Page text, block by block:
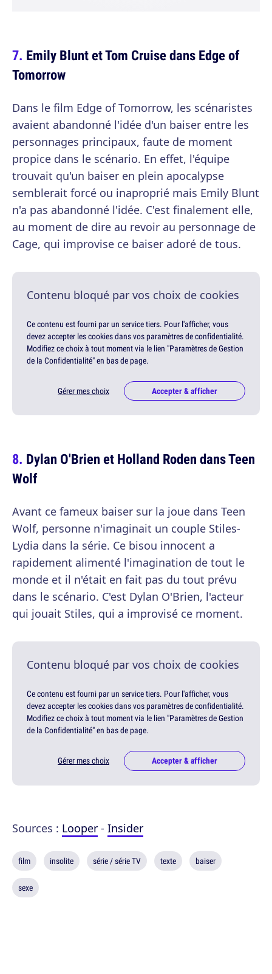
Emily Blunt et Tom Cruise dans Edge of
Tomorrow
Dans le film Edge of Tomorrow, les scénaristes
avaient abandonné l'idée d'un baiser entre les
personnages principaux, faute de moment
propice dans le scénario. En effet, l'équipe
trouvait qu'un baiser en plein apocalypse
semblerait forcé ou inaproprié mais Emily Blunt
n'a pas abandonné l'idée. C'est finalement elle,
au moment de dire au revoir au personnage de
Cage, qui improvise ce baiser adoré de tous.
Contenu bloqué par vos choix de cookies
Ce contenu est fourni par un service tiers. Pour l'afficher, vous
devez accepter les cookies dans vos paramètres de confidentialité.
Modifiez ce choix à tout moment via le lien "Paramètres de Gestion
de la Confidentialité" en bas de page.
Gérer mes choix Accepter & afficher
Dylan O'Brien et Holland Roden dans Teen
Wolf
Avant ce fameux baiser sur la joue dans Teen
Wolf, personne n'imaginait un couple Stiles-
Lydia dans la série. Ce bisou innocent a
rapidement alimenté l'imagination de tout le
monde et il n'était en fait pas du tout prévu
dans le scénario. C'est Dylan O'Brien, l'acteur
qui jouait Stiles, qui a improvisé ce moment.
Contenu bloqué par vos choix de cookies
Ce contenu est fourni par un service tiers. Pour l'afficher, vous
devez accepter les cookies dans vos paramètres de confidentialité.
Modifiez ce choix à tout moment via le lien "Paramètres de Gestion
de la Confidentialité" en bas de page.
Gérer mes choix Accepter & afficher
Sources : Looper - Insider
film insolite série / série TV texte baiser
sexe